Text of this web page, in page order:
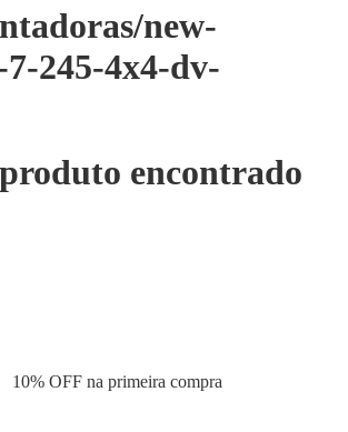
new-
245-4x4-dv-
encontrado
10% OFF na primeira compra